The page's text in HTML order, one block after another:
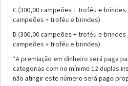
C (300,00 campeões + troféu e brindes
campeões + troféu e brindes)
D (300,00 campeões + troféu e brindes
campeões + troféu e brindes)
*A premiação em dinheiro será paga
categorias com no mínimo 12 duplas
não atingir este número será pago